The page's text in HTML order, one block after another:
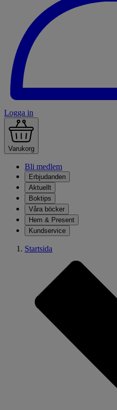
Logga in
Varukorg
Bli medlem
Erbjudanden
Aktuellt
Boktips
Våra böcker
Hem & Present
Kundservice
Startsida